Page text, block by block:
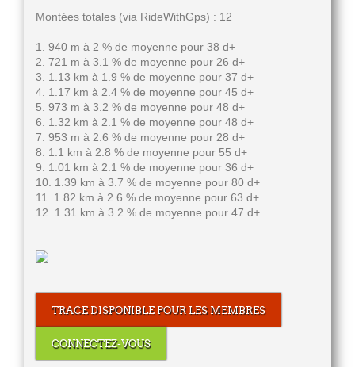
Montées totales (via RideWithGps) : 12
1. 940 m à 2 % de moyenne pour 38 d+
2. 721 m à 3.1 % de moyenne pour 26 d+
3. 1.13 km à 1.9 % de moyenne pour 37 d+
4. 1.17 km à 2.4 % de moyenne pour 45 d+
5. 973 m à 3.2 % de moyenne pour 48 d+
6. 1.32 km à 2.1 % de moyenne pour 48 d+
7. 953 m à 2.6 % de moyenne pour 28 d+
8. 1.1 km à 2.8 % de moyenne pour 55 d+
9. 1.01 km à 2.1 % de moyenne pour 36 d+
10. 1.39 km à 3.7 % de moyenne pour 80 d+
11. 1.82 km à 2.6 % de moyenne pour 63 d+
12. 1.31 km à 3.2 % de moyenne pour 47 d+
TRACE DISPONIBLE POUR LES MEMBRES
CONNECTEZ-VOUS